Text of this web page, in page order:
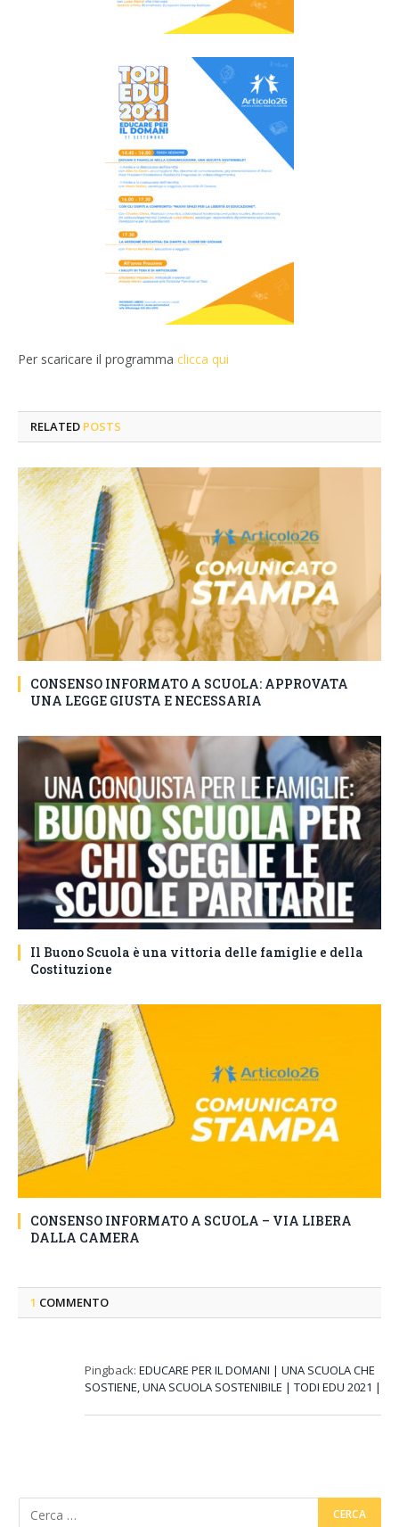
Per scaricare il programma clicca qui
RELATED POSTS
CONSENSO INFORMATO A SCUOLA: APPROVATA
UNA LEGGE GIUSTA E NECESSARIA
Il Buono Scuola è una vittoria delle famiglie e della
Costituzione
CONSENSO INFORMATO A SCUOLA – VIA LIBERA
DALLA CAMERA
1 COMMENTO
Pingback: EDUCARE PER IL DOMANI | UNA SCUOLA CHE
SOSTIENE, UNA SCUOLA SOSTENIBILE | TODI EDU 2021 |